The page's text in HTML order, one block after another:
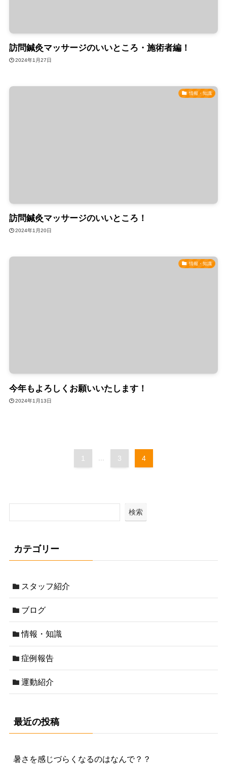
訪問鍼灸マッサージのいいところ・施術者編！
2024年1月27日
情報・知識
訪問鍼灸マッサージのいいところ！
2024年1月20日
情報・知識
今年もよろしくお願いいたします！
2024年1月13日
1 ... 3 4
検索
カテゴリー
スタッフ紹介
ブログ
情報・知識
症例報告
運動紹介
最近の投稿
暑さを感じづらくなるのはなんで？？